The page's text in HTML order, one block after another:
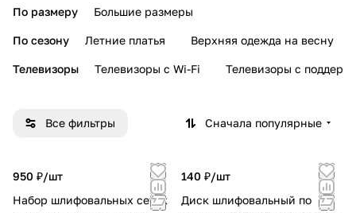
По размеру Большие размеры
По сезону Летние платья Верхняя одежда на весну
Телевизоры Телевизоры с Wi-Fi Телевизоры с
Все фильтры Сначала популярные
950 ₽/шт
Набор шлифовальных сеток
140 ₽/шт
Диск шлифовальный по